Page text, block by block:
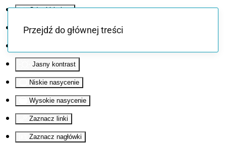
Odwróć kolory
Monochromatyczny
Jasny kontrast
Niskie nasycenie
Wysokie nasycenie
Zaznacz linki
Zaznacz nagłówki
Przejdź do głównej treści